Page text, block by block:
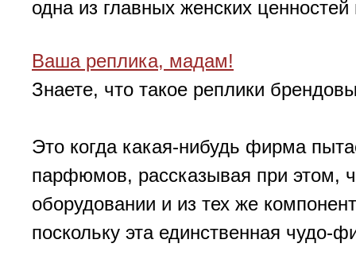
одна из главных женских
Ваша реплика, мадам!
Знаете, что такое реплики
Это когда какая-нибудь фирма
парфюмов, рассказывая при этом,
оборудовании и из тех же
поскольку эта единственная чудо-